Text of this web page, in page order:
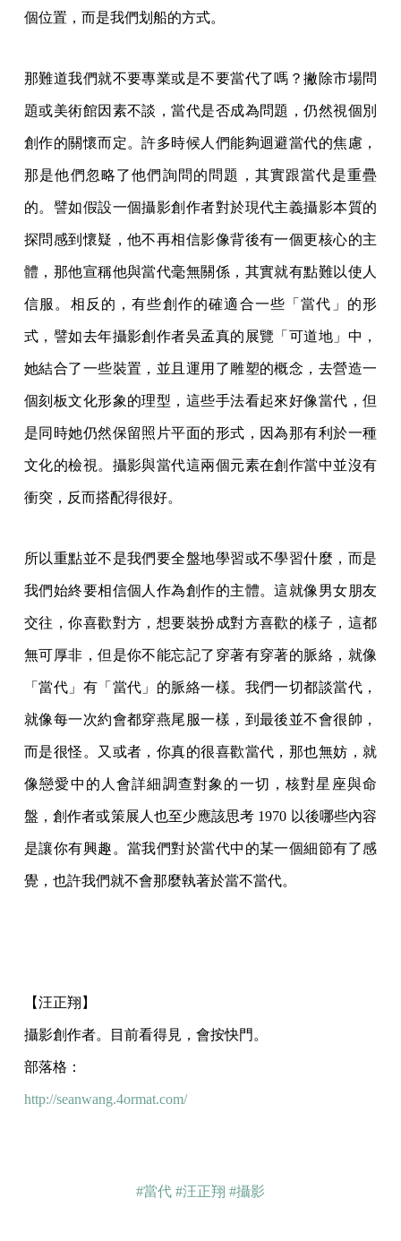
個位置，而是我們划船的方式。
那難道我們就不要專業或是不要當代了嗎？撇除市場問
題或美術館因素不談，當代是否成為問題，仍然視個別
創作的關懷而定。許多時候人們能夠迴避當代的焦慮，
那是他們忽略了他們詢問的問題，其實跟當代是重疊
的。譬如假設一個攝影創作者對於現代主義攝影本質的
探問感到懷疑，他不再相信影像背後有一個更核心的主
體，那他宣稱他與當代毫無關係，其實就有點難以使人
信服。相反的，有些創作的確適合一些「當代」的形
式，譬如去年攝影創作者吳孟真的展覽「可道地」中，
她結合了一些裝置，並且運用了雕塑的概念，去營造一
個刻板文化形象的理型，這些手法看起來好像當代，但
是同時她仍然保留照片平面的形式，因為那有利於一種
文化的檢視。攝影與當代這兩個元素在創作當中並沒有
衝突，反而搭配得很好。
所以重點並不是我們要全盤地學習或不學習什麼，而是
我們始終要相信個人作為創作的主體。這就像男女朋友
交往，你喜歡對方，想要裝扮成對方喜歡的樣子，這都
無可厚非，但是你不能忘記了穿著有穿著的脈絡，就像
「當代」有「當代」的脈絡一樣。我們一切都談當代，
就像每一次約會都穿燕尾服一樣，到最後並不會很帥，
而是很怪。又或者，你真的很喜歡當代，那也無妨，就
像戀愛中的人會詳細調查對象的一切，核對星座與命
盤，創作者或策展人也至少應該思考 1970 以後哪些內容
是讓你有興趣。當我們對於當代中的某一個細節有了感
覺，也許我們就不會那麼執著於當不當代。
【汪正翔】
攝影創作者。目前看得見，會按快門。
部落格：
http://seanwang.4ormat.com/
#當代 #汪正翔 #攝影